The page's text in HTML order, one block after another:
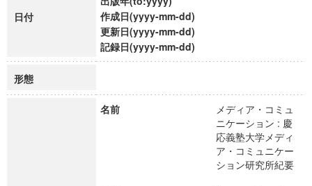
日付
作成日(yyyy-mm-dd)
更新日(yyyy-mm-dd)
記録日(yyyy-mm-dd)
形態
名前
メディア・コミュ
ニケーション : 慶
応義塾大学メディ
ア・コミュニケー
ション研究所紀要